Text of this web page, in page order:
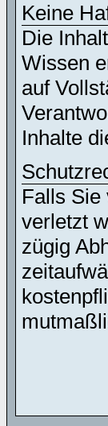
Keine
Die
Wissen
auf
Inhalte
Falls Sie
verletzt
zügig